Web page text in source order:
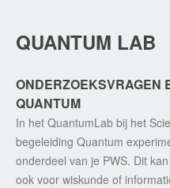
QUANTUM LAB
ONDERZOEKSVRAGEN
QUANTUM
In het QuantumLab bij het
begeleiding Quantum
onderdeel van je PWS. Dit
ook voor wiskunde of